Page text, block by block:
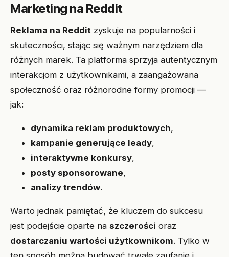
Marketing na Reddit
Reklama na Reddit zyskuje na popularności i
skuteczności, stając się ważnym narzędziem dla
różnych marek. Ta platforma sprzyja autentycznym
interakcjom z użytkownikami, a zaangażowana
społeczność oraz różnorodne formy promocji —
jak:
dynamika reklam produktowych,
kampanie generujące leady,
interaktywne konkursy,
posty sponsorowane,
analizy trendów.
Warto jednak pamiętać, że kluczem do sukcesu
jest podejście oparte na szczerości oraz
dostarczaniu wartości użytkownikom. Tylko w